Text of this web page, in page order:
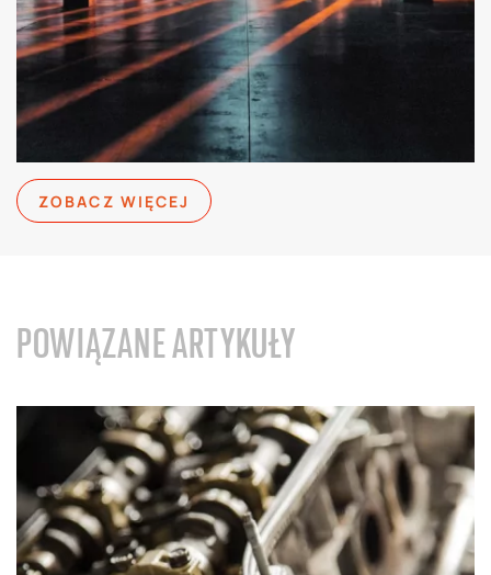
ZOBACZ WIĘCEJ
POWIĄZANE ARTYKUŁY